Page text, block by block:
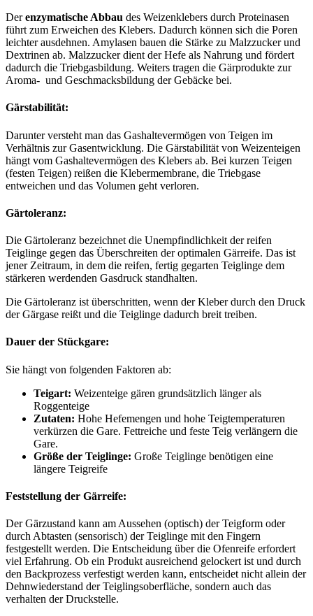
Derenzymatische Abbau des Weizenklebers durch Proteinasen
führt zum Erweichen des Klebers. Dadurch können sich die Poren
leichter ausdehnen. Amylasen bauen die Stärke zu Malzzucker und
Dextrinen ab. Malzzucker dient der Hefe als Nahrung und fördert
dadurch die Triebgasbildung. Weiters tragen die Gärprodukte zur
Aroma- und Geschmacksbildung der Gebäcke bei.
Gärstabilität:
Darunter versteht man das Gashaltevermögen von Teigen im
Verhältnis zur Gasentwicklung. Die Gärstabilität von Weizenteigen
hängt vom Gashaltevermögen des Klebers ab. Bei kurzen Teigen
(festen Teigen) reißen die Klebermembrane, die Triebgase
entweichen und das Volumen geht verloren.
Gärtoleranz:
Die Gärtoleranz bezeichnet die Unempfindlichkeit der reifen
Teiglinge gegen das Überschreiten der optimalen Gärreife. Das ist
jener Zeitraum, in dem die reifen, fertig gegarten Teiglinge dem
stärkeren werdenden Gasdruck standhalten.
Die Gärtoleranz ist überschritten, wenn der Kleber durch den Druck
der Gärgase reißt und die Teiglinge dadurch breit treiben.
Dauer der Stückgare:
Sie hängt von folgenden Faktoren ab:
Teigart: Weizenteige gären grundsätzlich länger als
Roggenteige
Zutaten: Hohe Hefemengen und hohe Teigtemperaturen
verkürzen die Gare. Fettreiche und feste Teig verlängern die
Gare.
Größe der Teiglinge: Große Teiglinge benötigen eine
längere Teigreife
Feststellung der Gärreife:
Der Gärzustand kann am Aussehen (optisch) der Teigform oder
durch Abtasten (sensorisch) der Teiglinge mit den Fingern
festgestellt werden. Die Entscheidung über die Ofenreife erfordert
viel Erfahrung. Ob ein Produkt ausreichend gelockert ist und durch
den Backprozess verfestigt werden kann, entscheidet nicht allein der
Dehnwiederstand der Teiglingsoberfläche, sondern auch das
verhalten der Druckstelle.